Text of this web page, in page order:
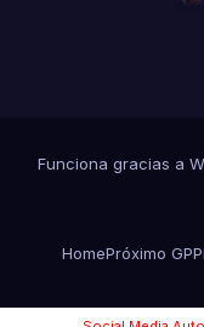
Funciona gracias a
HomePróximo GP